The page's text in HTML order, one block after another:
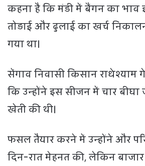
कहना है कि मंडी में बैंगन का भाव
तोड़ाई और ढुलाई का खर्च
गया था।
सेंगाव निवासी किसान राधेश्याम
कि उन्होंने इस सीजन में चार
खेती की थी।
फसल तैयार करने में उन्होंने और
दिन-रात मेहनत की, लेकिन